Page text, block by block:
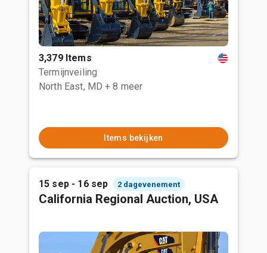
3,379 Items
Termijnveiling
North East, MD + 8 meer
Items bekijken
15 sep - 16 sep 2 dagevenement
California Regional Auction, USA